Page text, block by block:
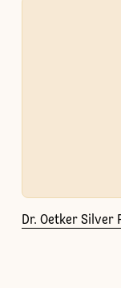
Dr. Oetker Silver